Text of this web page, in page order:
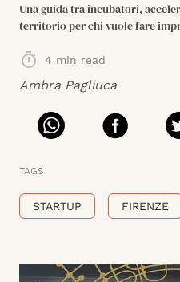
Una guida tra incubatori,
territorio per chi vuole fare
4 min read
Ambra Pagliuca
TAGS
STARTUP FIRENZE